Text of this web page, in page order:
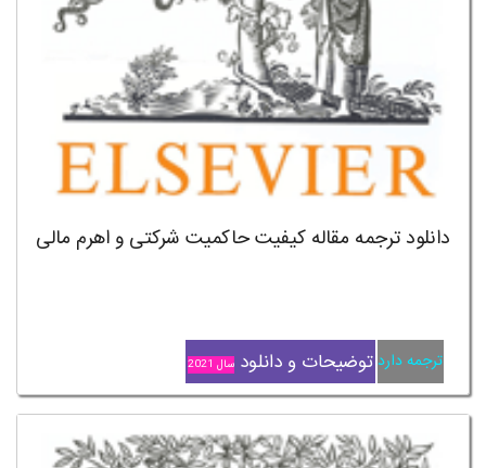
دانلود ترجمه مقاله کیفیت حاکمیت شرکتی و اهرم مالی
ترجمه دارد توضیحات و دانلود سال 2021